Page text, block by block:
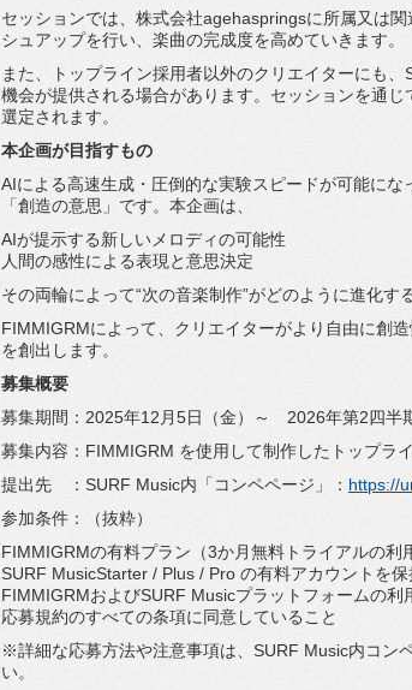
セッションでは、 株式会社agehaspringsに所属又は関
シュアップを行い、 楽曲の完成度を高めていきます。
また、トップライン採用者以外のクリエイターにも
機会が提供される場合があります。セッションを通じ
選定されます。
本企画が目指すもの
AIによる高速生成・ 圧倒的な実験スピードが可能にな
「創造の意思」です。 本企画は、
AIが提示する新しいメロディの可能性
人間の感性による表現と意思決定
その両輪によって“次の音楽制作”がどのように進化す
FIMMIGRMによって、 クリエイターがより自由に創
を創出します。
募集概要
募集期間：2025年12月5日（金）～ 2026年第2四半
募集内容：FIMMIGRM を使用して制作したトップラ
提出先 ：SURF Music内「コンペページ」： https://
参加条件：（抜粋）
FIMMIGRMの有料プラン（3か月無料トライアルの利
SURF MusicStarter / Plus / Pro の有料アカウントを保
FIMMIGRMおよびSURF Musicプラットフォームの利
応募規約のすべての条項に同意していること
※詳細な応募方法や注意事項は、SURF Music内コン
い。